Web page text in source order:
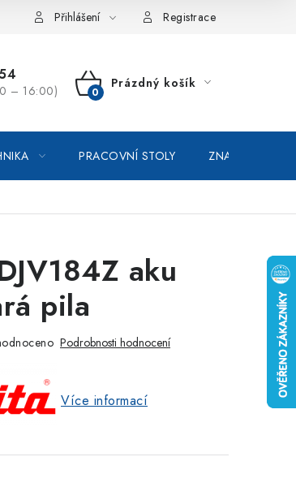
od smlouvy Online platby Comgate
Přihlášení Registrace
– 16:00)
NÁKUPNÍ
Prázdný košík
PRACOVNÍ STOLY ZNAČKOVACÍ
aku
pila
Podrobnosti hodnocení
Více informací